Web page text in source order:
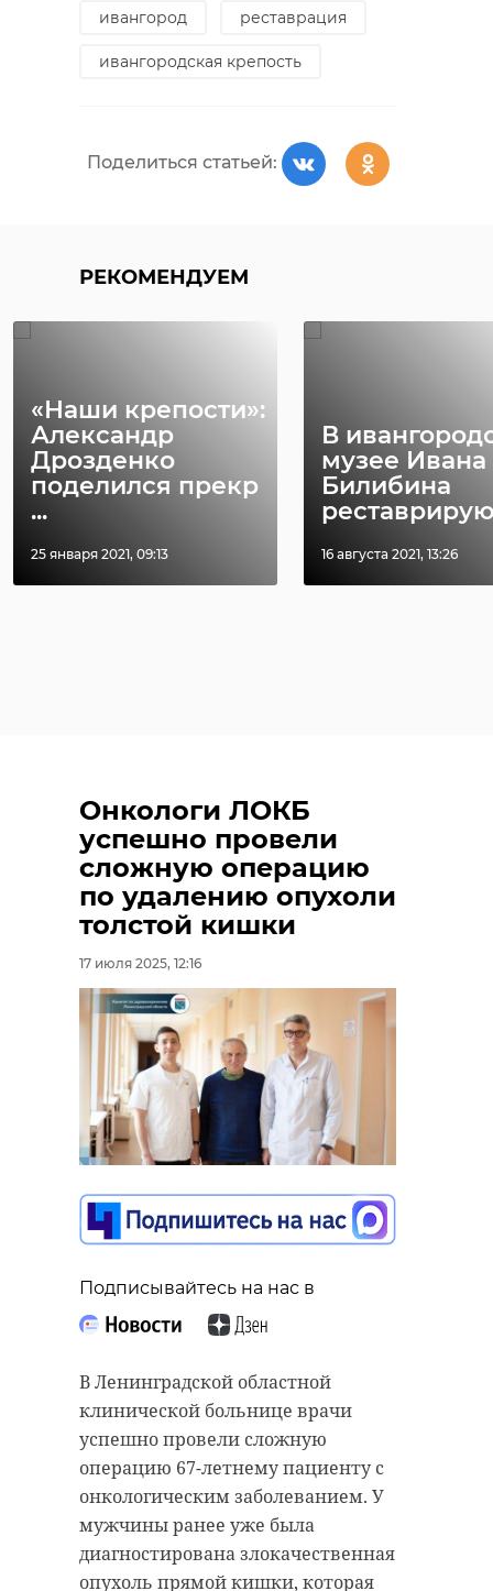
ивангород реставрация
ивангородская крепость
Поделиться статьей:
РЕКОМЕНДУЕМ
«Наши крепости»:
Александр
Дрозденко
поделился прекр
...
25 января 2021, 09:13
В
музее Ивана
Билибина
16 августа 2021, 13:26
Онкологи ЛОКБ
успешно провели
сложную операцию
по удалению опухоли
толстой кишки
17 июля 2025, 12:16
Подписывайтесь на нас в
В Ленинградской областной
клинической больнице врачи
успешно провели сложную
операцию 67-летнему пациенту с
онкологическим заболеванием. У
мужчины ранее уже была
диагностирована злокачественная
опухоль прямой кишки, которая